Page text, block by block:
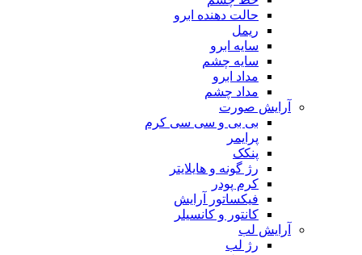
حالت دهنده ابرو
ریمل
سایه ابرو
سایه چشم
مداد ابرو
مداد چشم
آرایش صورت
بی بی و سی سی کرم
پرایمر
پنکک
رژ گونه و هایلایتر
کرم پودر
فیکساتور آرایش
کانتور و کانسیلر
آرایش لب
رژ لب